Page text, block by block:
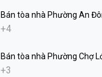
Bán tòa nhà Phường An
+4
Bán tòa nhà Phường Chợ
+3